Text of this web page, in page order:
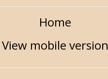
Home
View mobile version